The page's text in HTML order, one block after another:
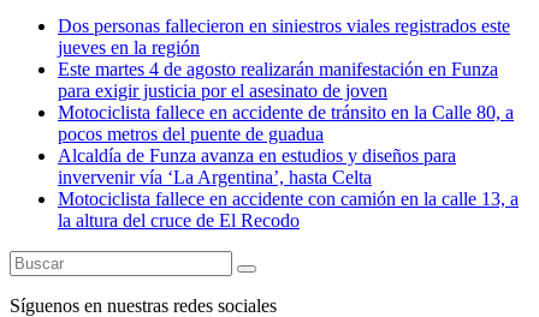
Dos personas fallecieron en siniestros viales registrados este
jueves en la región
Este martes 4 de agosto realizarán manifestación en Funza
para exigir justicia por el asesinato de joven
Motociclista fallece en accidente de tránsito en la Calle 80, a
pocos metros del puente de guadua
Alcaldía de Funza avanza en estudios y diseños para
invervenir vía ‘La Argentina’, hasta Celta
Motociclista fallece en accidente con camión en la calle 13, a
la altura del cruce de El Recodo
Síguenos en nuestras redes sociales